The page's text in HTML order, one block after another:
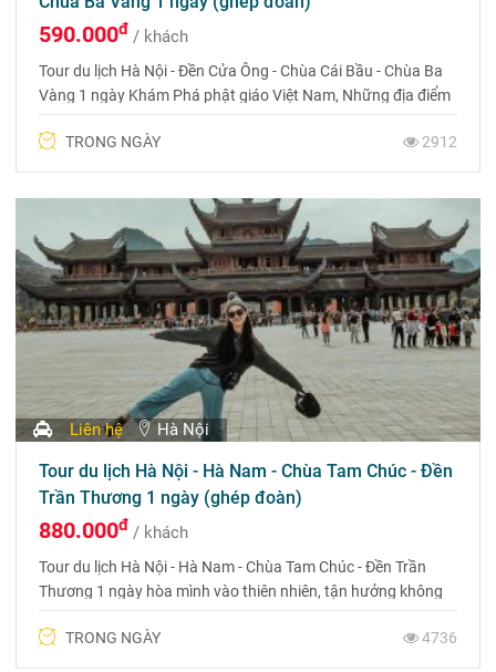
590.000đ / khách
Tour du lịch Hà Nội - Đền Cửa Ông - Chùa Cái Bầu - Chùa Ba
Vàng 1 ngày Khám Phá phật giáo Việt Nam, Những địa điểm
VàngTRONG NGÀY 2912
Liên hệ Hà Nội
Tour du lịch Hà Nội - Hà Nam - Chùa Tam Chúc - Đền
Trần Thương 1 ngày (ghép đoàn)
880.000đ / khách
Tour du lịch Hà Nội - Hà Nam - Chùa Tam Chúc - Đền Trần
Thương 1 ngày hòa mình vào thiên nhiên, tận hưởng không
TRONG NGÀY
4736